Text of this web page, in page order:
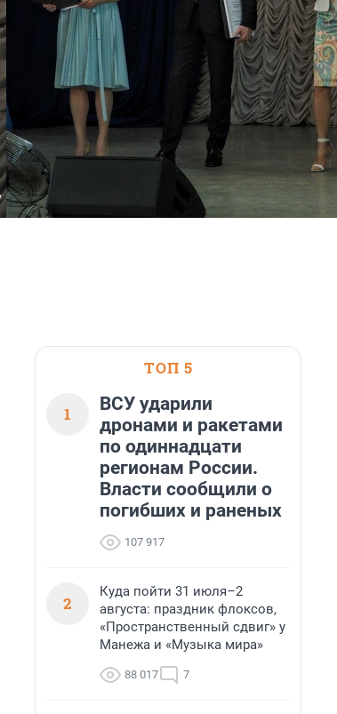
ТОП 5
1
ВСУ ударили
дронами и ракетами
по одиннадцати
регионам России.
Власти сообщили о
погибших и раненых
107 917
2
Куда пойти 31 июля–2
августа: праздник флоксов,
«Пространственный сдвиг» у
Манежа и «Музыка мира»
88 017 7